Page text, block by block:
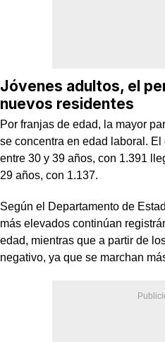
Jóvenes adultos, el
nuevos residentes
Por franjas de edad, la mayor
se concentra en edad laboral.
entre 30 y 39 años, con 1.391
29 años, con 1.137.
Según el Departamento de
más elevados continúan
edad, mientras que a partir de
negativo, ya que se marchan